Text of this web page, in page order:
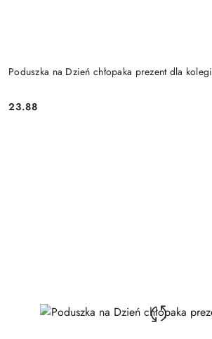
Poduszka na Dzień chłopaka prezent dla kolegi
Cena:
23.88